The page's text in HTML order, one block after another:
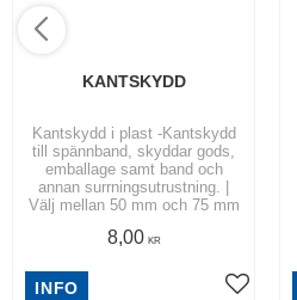
KANTSKYDD
Kantskydd i plast -Kantskydd
till spännband, skyddar gods,
emballage samt band och
annan surrningsutrustning. |
Välj mellan 50 mm och 75 mm
8,00 KR
INFO